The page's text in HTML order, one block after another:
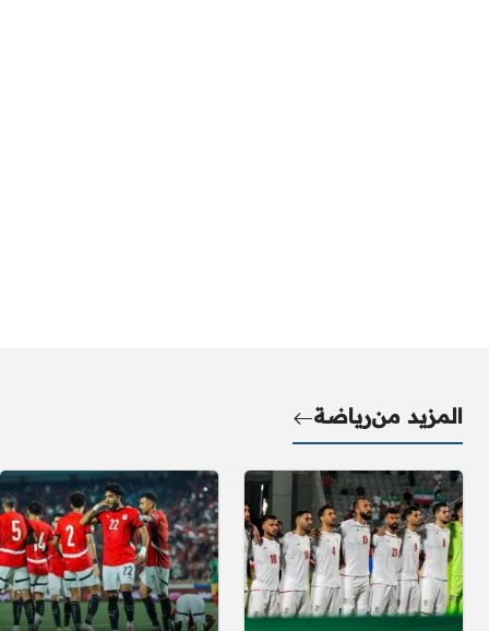
المزيد منرياضة